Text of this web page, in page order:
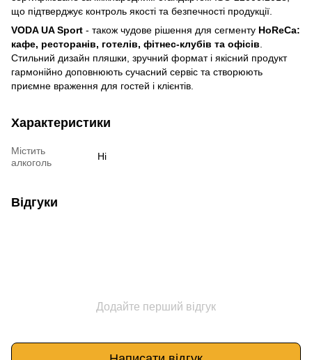
що підтверджує контроль якості та безпечності продукції.
VODA UA Sport - також чудове рішення для сегменту HoReCa:
кафе, ресторанів, готелів, фітнес-клубів та офісів
Стильний дизайн пляшки, зручний формат і якісний продукт
гармонійно доповнюють сучасний сервіс та створюють
приємне враження для гостей і клієнтів.
Характеристики
Містить
алкоголь
Ні
Відгуки
Додайте перший відгук